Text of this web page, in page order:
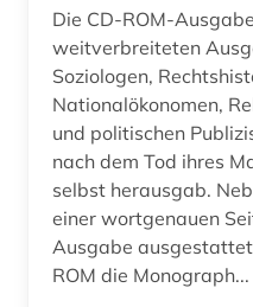
politik (19)
primärquelle (1)
Osteuropa (1)
Ostmitteleuropa (1)
Polen (1)
Rumänien (1)
Schweden (1)
Die CD-ROM-
weitverbreiteten
Soziologen,
Nationalökonomen,
und politischen
nach dem Tod ihres
selbst herausgab.
einer wortgenauen
Ausgabe
ROM die Monograph...